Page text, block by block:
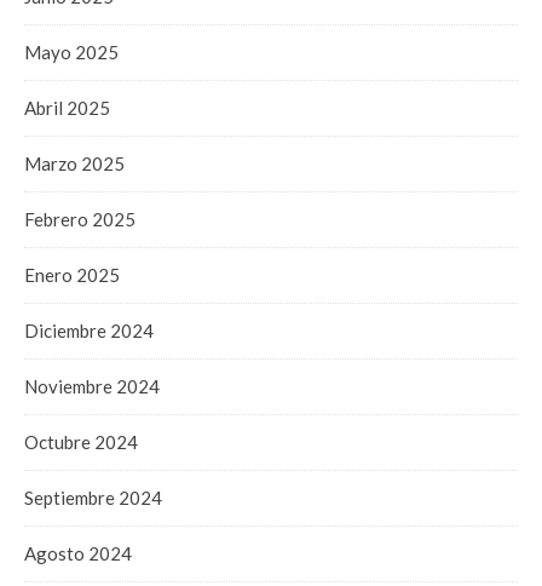
Mayo 2025
Abril 2025
Marzo 2025
Febrero 2025
Enero 2025
Diciembre 2024
Noviembre 2024
Octubre 2024
Septiembre 2024
Agosto 2024